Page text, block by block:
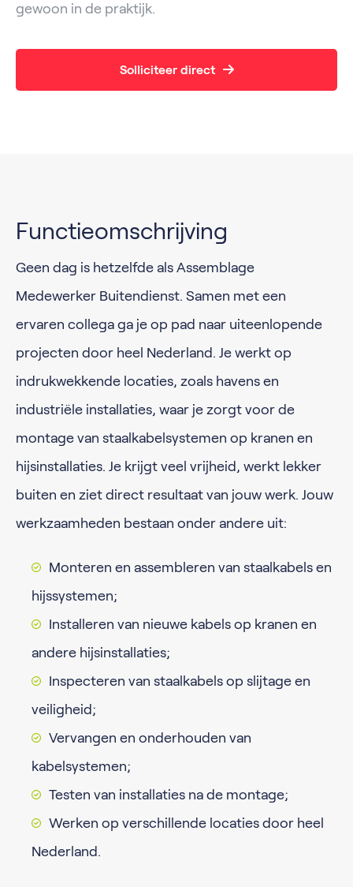
gewoon in de praktijk.
Solliciteer direct
Functieomschrijving
Geen dag is hetzelfde als Assemblage
Medewerker Buitendienst. Samen met een
ervaren collega ga je op pad naar uiteenlopende
projecten door heel Nederland. Je werkt op
indrukwekkende locaties, zoals havens en
industriële installaties, waar je zorgt voor de
montage van staalkabelsystemen op kranen en
hijsinstallaties. Je krijgt veel vrijheid, werkt lekker
buiten en ziet direct resultaat van jouw werk. Jouw
werkzaamheden bestaan onder andere uit:
Monteren en assembleren van staalkabels en
hijssystemen;
Installeren van nieuwe kabels op kranen en
andere hijsinstallaties;
Inspecteren van staalkabels op slijtage en
veiligheid;
Vervangen en onderhouden van
kabelsystemen;
Testen van installaties na de montage;
Werken op verschillende locaties door heel
Nederland.